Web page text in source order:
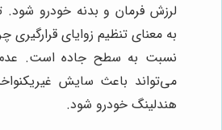
لرزش فرمان و بدنه خودرو شود.
به معنای تنظیم زوایای
نسبت به سطح جاده است. عدم
می‌تواند باعث سایش
هندلینگ خودرو شود.